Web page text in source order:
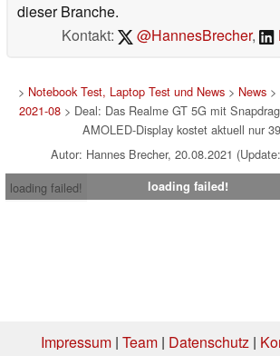
dieser Branche.
Kontakt:
@HannesBrecher,
> Notebook Test, Laptop Test und News> News>
2021-08 > Deal: Das Realme GT 5G mit
AMOLED-Display kostet aktuell nur
Autor: Hannes Brecher, 20.08.2021
loading failed!
loading failed!
Impressum| Team| Datenschutz|